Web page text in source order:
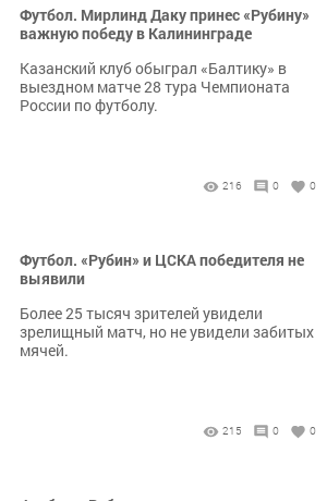
Футбол. Мирлинд Даку принес «Рубину»
важную победу в Калининграде
Казанский клуб обыграл «Балтику» в
выездном матче 28 тура Чемпионата
России по футболу.
216 0 0
Футбол. «Рубин» и ЦСКА победителя не
выявили
Более 25 тысяч зрителей увидели
зрелищный матч, но не увидели забитых
мячей.
215 0 0